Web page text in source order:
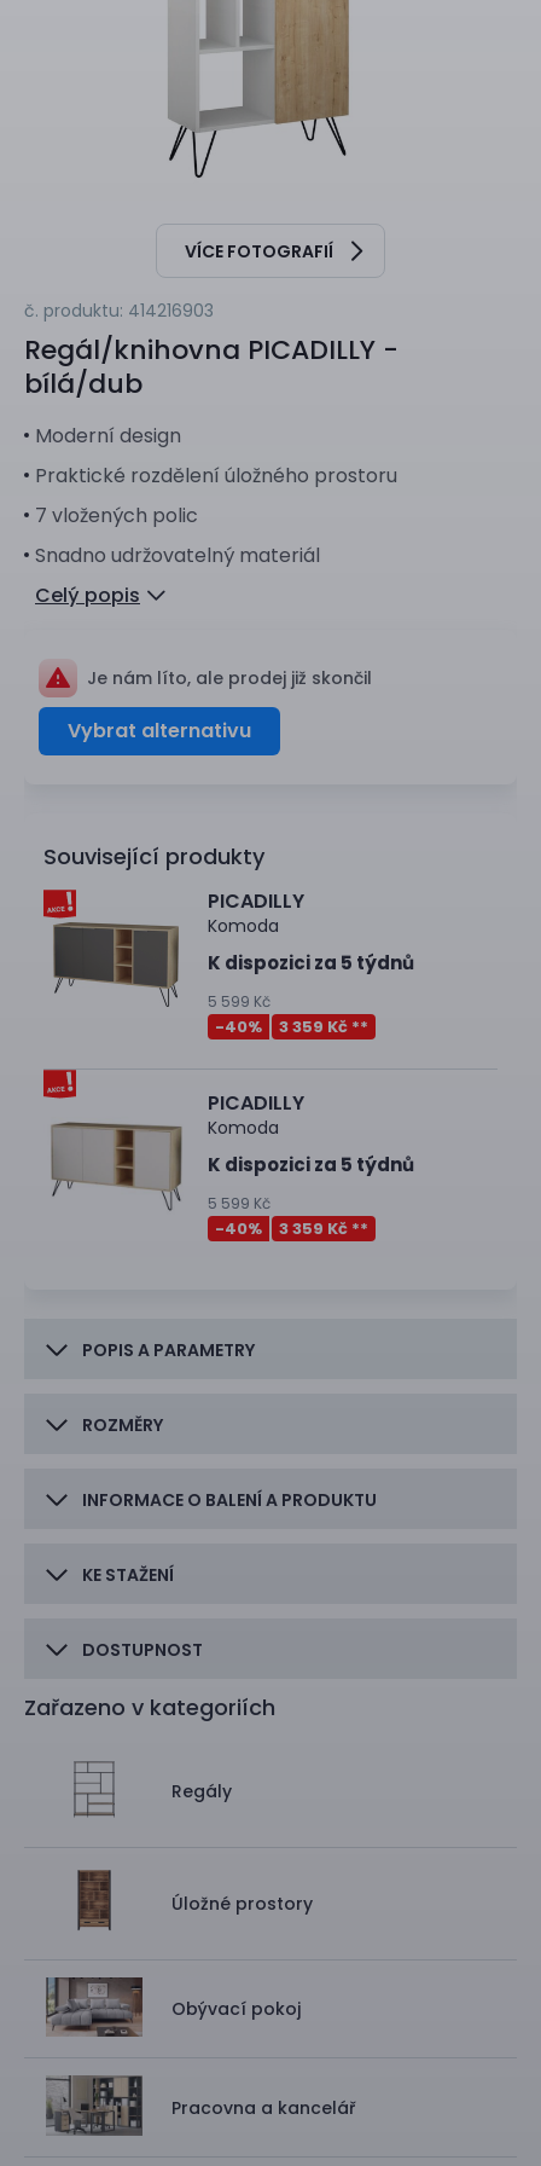
VÍCE FOTOGRAFIÍ
č. produktu: 414216903
Regál/knihovna PICADILLY -
bílá/dub
Moderní design
Praktické rozdělení úložného prostoru
7 vložených polic
Snadno udržovatelný materiál
Celý popis
Je nám líto, ale prodej již skončil
Vybrat alternativu
Související produkty
PICADILLY
Komoda
K dispozici za 5 týdnů
5 599 Kč
-40% 3 359 Kč **
PICADILLY
Komoda
K dispozici za 5 týdnů
5 599 Kč
-40% 3 359 Kč **
POPIS A PARAMETRY
ROZMĚRY
INFORMACE O BALENÍ A PRODUKTU
KE STAŽENÍ
DOSTUPNOST
Zařazeno v kategoriích
Regály
Úložné prostory
Obývací pokoj
Pracovna a kancelář